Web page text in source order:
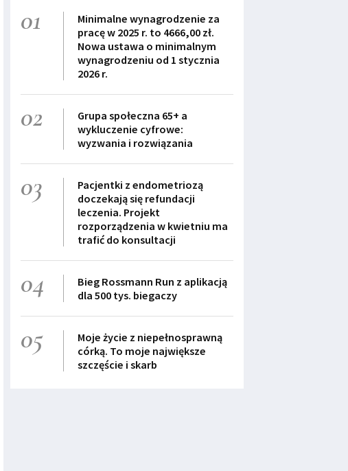
01
Minimalne wynagrodzenie za
pracę w 2025 r. to 4666,00 zł.
Nowa ustawa o minimalnym
wynagrodzeniu od 1 stycznia
2026 r.
02
Grupa społeczna 65+ a
wykluczenie cyfrowe:
wyzwania i rozwiązania
03
Pacjentki z endometriozą
doczekają się refundacji
leczenia. Projekt
rozporządzenia w kwietniu ma
trafić do konsultacji
04
Bieg Rossmann Run z aplikacją
dla 500 tys. biegaczy
05
Moje życie z niepełnosprawną
córką. To moje największe
szczęście i skarb